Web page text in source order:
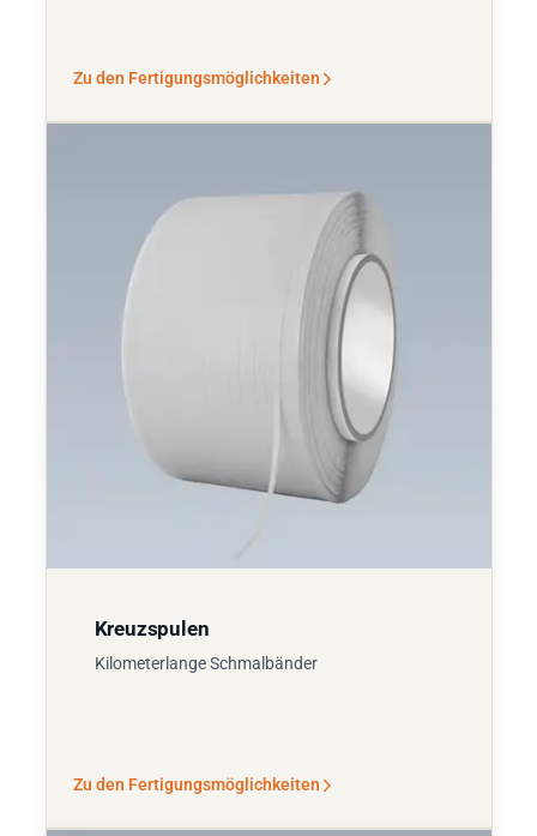
Zu den Fertigungsmöglichkeiten
Kreuzspulen
Kilometerlange Schmalbänder
Zu den Fertigungsmöglichkeiten